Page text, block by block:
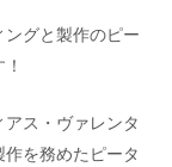
グと製作のピー
ス・ヴァレンタ
を務めたピータ